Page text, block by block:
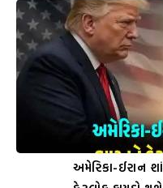
અમેરિકા-ઈરાન